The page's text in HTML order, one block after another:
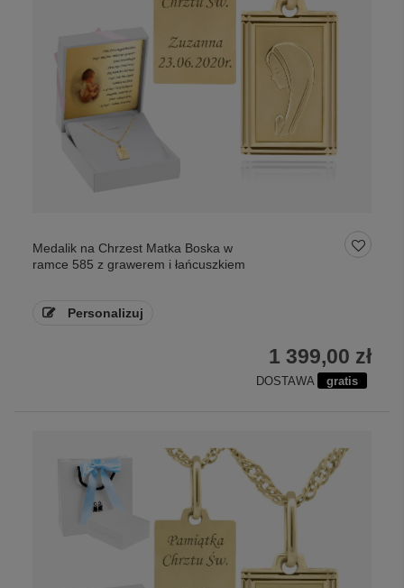
Medalik na Chrzest Matka Boska w
ramce 585 z grawerem i łańcuszkiem
Personalizuj
1 399,00 zł
DOSTAWA gratis